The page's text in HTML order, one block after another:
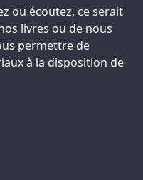
ou écoutez, ce serait
livres ou de nous
permettre de
à la disposition de